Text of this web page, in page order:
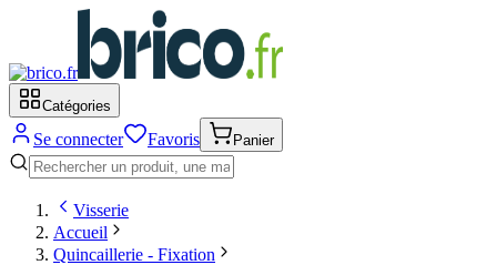
Catégories
Se connecter Favoris Panier
Visserie
Accueil
Quincaillerie - Fixation